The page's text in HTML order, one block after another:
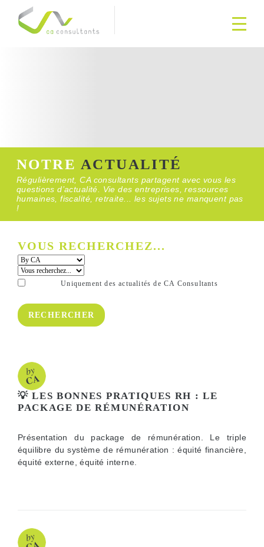
NOTRE ACTUALITÉ
Régulièrement, CA consultants partagent avec vous les
questions d’actualité. Vie des entreprises, ressources
humaines, fiscalité, retraite... les sujets ne manquent pas
!
VOUS RECHERCHEZ...
Uniquement des actualités de CA Consultants
💡 LES BONNES PRATIQUES RH : LE
PACKAGE DE RÉMUNÉRATION
Présentation du package de rémunération. Le triple
équilibre du système de rémunération : équité financière,
équité externe, équité interne.